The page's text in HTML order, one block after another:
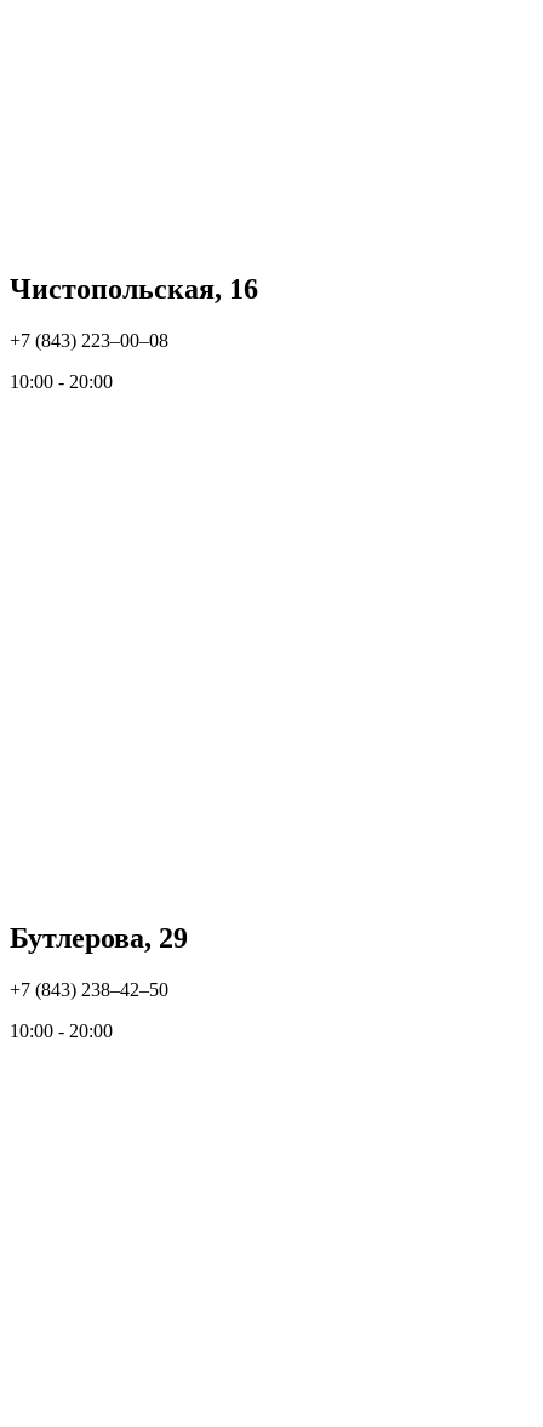
Чистопольская, 16
+7 (843) 223‒00‒08
10:00 - 20:00
Бутлерова, 29
+7 (843) 238‒42‒50
10:00 - 20:00